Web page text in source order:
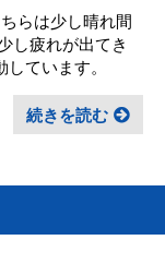
らは少し晴れ間
し疲れが出てき
ています。
続きを読む